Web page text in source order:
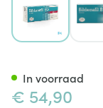
€ 54,90
In voorraad